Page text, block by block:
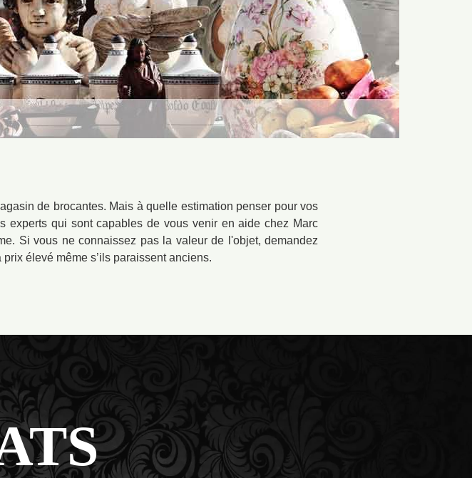
de brocantes. Mais à quelle estimation penser pour vos
qui sont capables de vous venir en aide chez Marc
Si vous ne connaissez pas la valeur de l'objet, demandez
élevé même s’ils paraissent anciens.